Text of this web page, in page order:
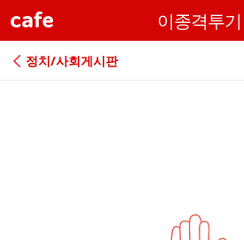
cafe 이종격투기
정치/사회게시판